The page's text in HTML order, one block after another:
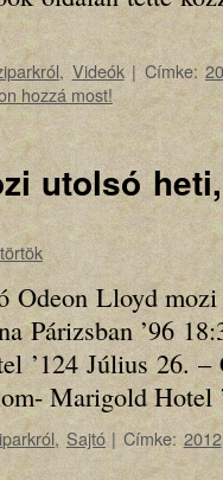
, Videók | Címke:
hozzá most!
utolsó
Odeon Lloyd
Párizsban ’96
’124 Július 26.
Marigold
, Sajtó | Címke: 2012